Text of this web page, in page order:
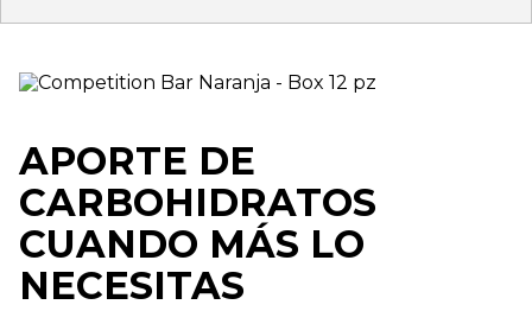
APORTE DE
CARBOHIDRATOS
CUANDO MÁS LO
NECESITAS